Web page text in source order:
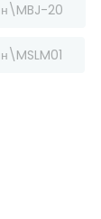
20